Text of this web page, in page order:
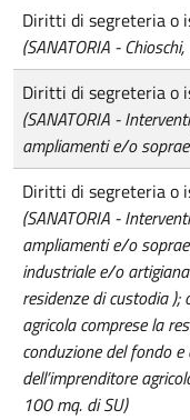
Diritti di segreteria o
(SANATORIA -
Diritti di segreteria o
(SANATORIA -
ampliamenti e/o
Diritti di segreteria o
(SANATORIA -
ampliamenti e/o
industriale e/o
residenze di custodia
agricola comprese la
conduzione del fondo e
dell’imprenditore
100 mq. di SU)